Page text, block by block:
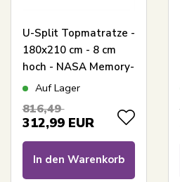
U-Split Topmatratze -
180x210 cm - 8 cm
hoch - NASA Memory-
Schaum - Borg Living -
Topmatratze
Auf Lager
816,49
312,99 EUR
In den Warenkorb